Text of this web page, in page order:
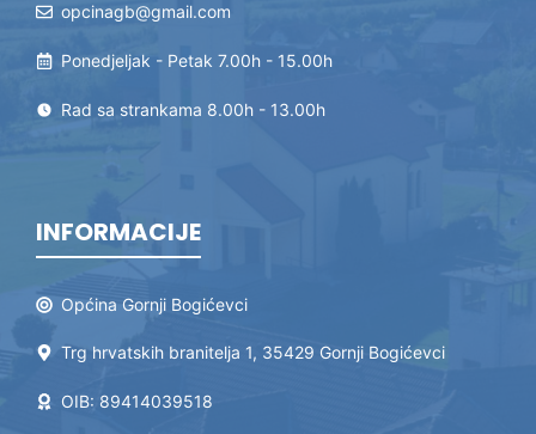
opcinagb@gmail.com
Ponedjeljak - Petak 7.00h - 15.00h
Rad sa strankama 8.00h - 13.00h
INFORMACIJE
Općina Gornji Bogićevci
Trg hrvatskih branitelja 1, 35429 Gornji Bogićevci
OIB: 89414039518